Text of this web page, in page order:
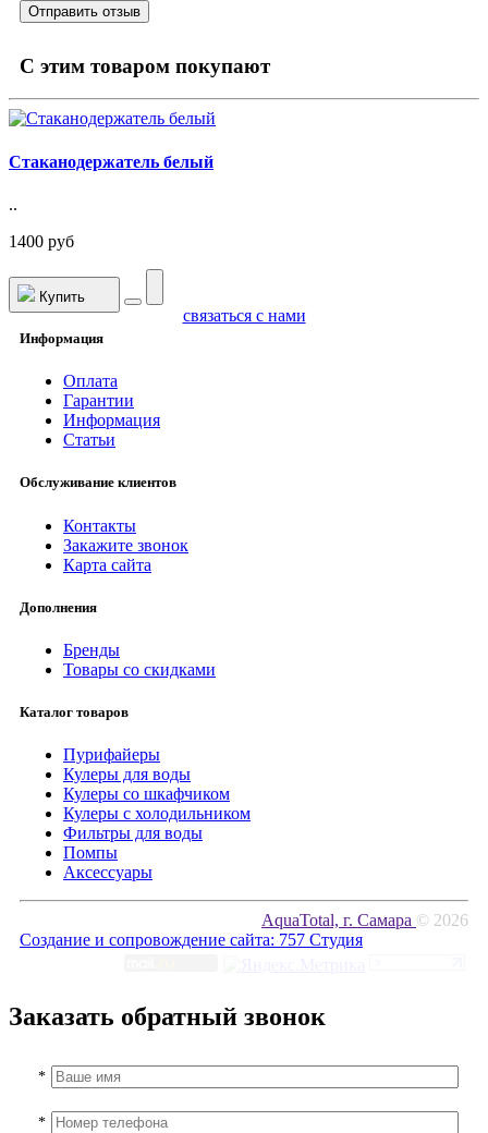
Отправить отзыв
C этим товаром покупают
Стаканодержатель белый
..
1400 руб
Купить
связаться с нами
Информация
Оплата
Гарантии
Информация
Статьи
Обслуживание клиентов
Контакты
Закажите звонок
Карта сайта
Дополнения
Бренды
Товары со скидками
Каталог товаров
Пурифайеры
Кулеры для воды
Кулеры со шкафчиком
Кулеры с холодильником
Фильтры для воды
Помпы
Аксессуары
AquaTotal, г. Самара © 2026
Создание и сопровождение сайта: 757 Студия
Заказать обратный звонок
*
*